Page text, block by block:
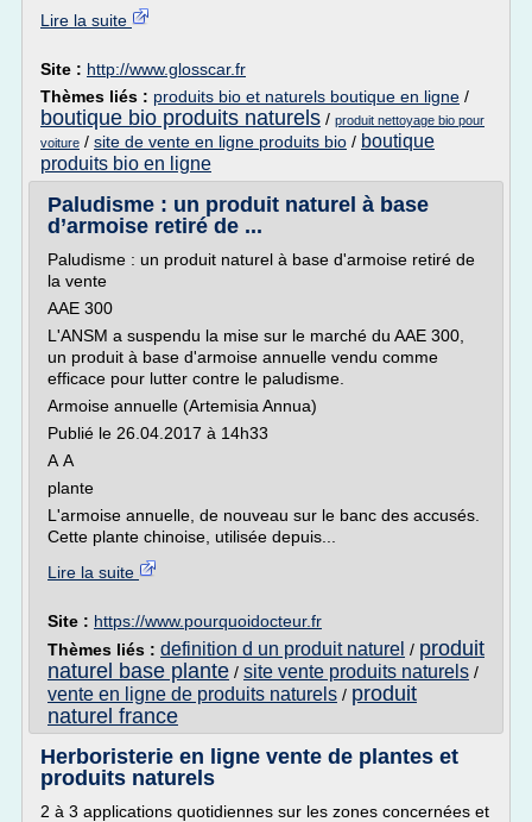
Lire la suite
Site : http://www.glosscar.fr
Thèmes liés : produits bio et naturels boutique en ligne /
boutique bio produits naturels / produit nettoyage bio pour
voiture / site de vente en ligne produits bio / boutique
produits bio en ligne
Paludisme : un produit naturel à base
d’armoise retiré de ...
Paludisme : un produit naturel à base d'armoise retiré de
la vente
AAE 300
L'ANSM a suspendu la mise sur le marché du AAE 300,
un produit à base d'armoise annuelle vendu comme
efficace pour lutter contre le paludisme.
Armoise annuelle (Artemisia Annua)
Publié le 26.04.2017 à 14h33
A A
plante
L'armoise annuelle, de nouveau sur le banc des accusés.
Cette plante chinoise, utilisée depuis...
Lire la suite
Site : https://www.pourquoidocteur.fr
Thèmes liés : definition d un produit naturel / produit
naturel base plante / site vente produits naturels /
vente en ligne de produits naturels / produit
naturel france
Herboristerie en ligne vente de plantes et
produits naturels
2 à 3 applications quotidiennes sur les zones concernées et